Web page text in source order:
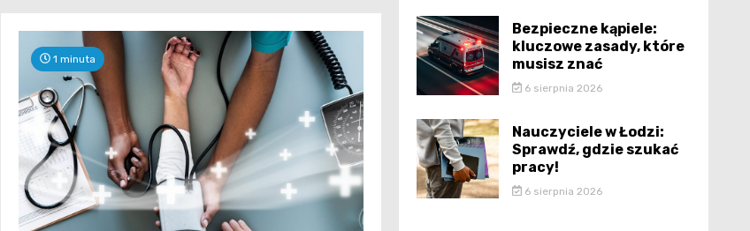
1 minuta
Bezpieczne kąpiele:
kluczowe zasady, które
musisz znać
6 sierpnia 2026
Nauczyciele w Łodzi:
Sprawdź, gdzie szukać
pracy!
6 sierpnia 2026